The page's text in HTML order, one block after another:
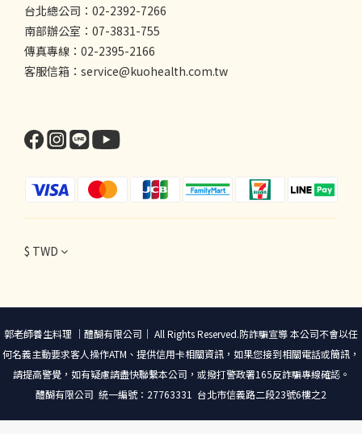
台北總公司：02-2392-7266
南部辦公室：07-3831-755
傳真專線：02-2395-2166
客服信箱：service@kuohealth.com.tw
$ TWD
郭老師養生料理 ｜醴醐有限公司｜ All Rights Reserved.防詐騙宣導 本公司不會以任
何名義主動要求客人操作ATM、提供信用卡相關資訊，如果您接到相關電話或簡訊，
請提高警覺，如有疑慮請盡快聯繫本公司，或撥打警政署165反詐騙專線確認。
醴醐有限公司 統一編號：27763331 台北市信義路二段23號6樓之2